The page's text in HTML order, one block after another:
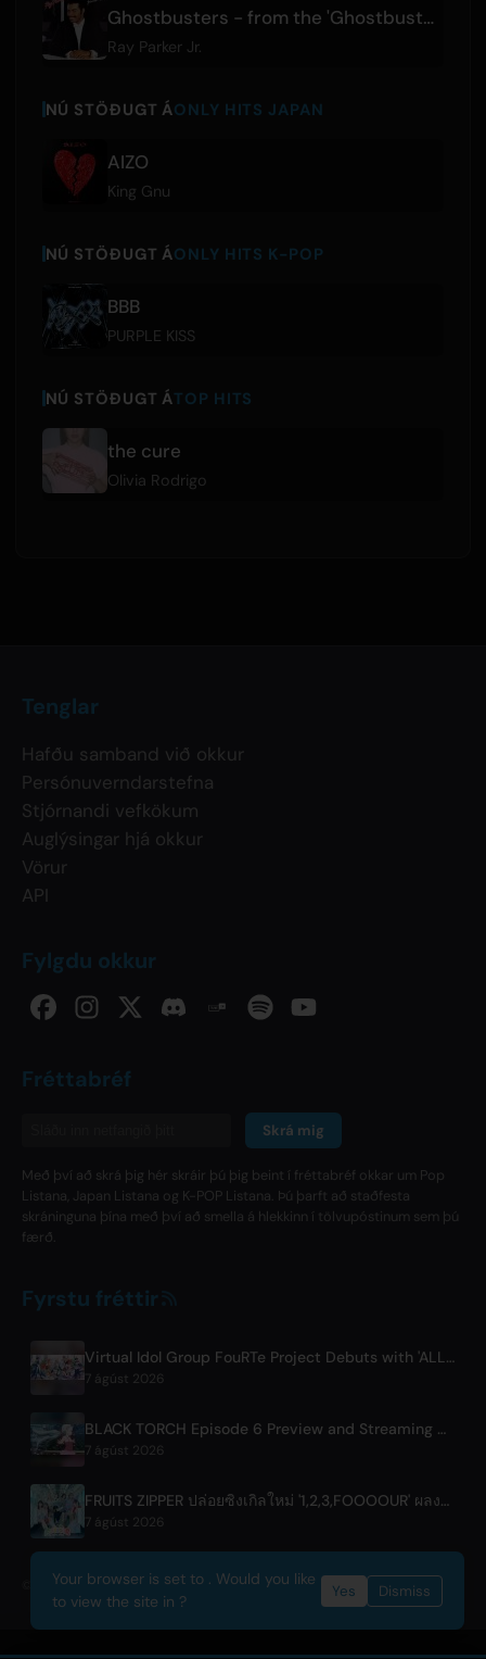
Ghostbusters - from the 'Ghostbusters' Original Motion Picture Soundtrack
Ray Parker Jr.
NÚ STÖÐUGT ÁONLY HITS JAPAN
AIZO
King Gnu
NÚ STÖÐUGT ÁONLY HITS K-POP
BBB
PURPLE KISS
NÚ STÖÐUGT ÁTOP HITS
the cure
Olivia Rodrigo
Tenglar
Hafðu samband við okkur
Persónuverndarstefna
Stjórnandi vefkökum
Auglýsingar hjá okkur
Vörur
API
Fylgdu okkur
Fréttabréf
Skrá mig
Með því að skrá þig hér skráir þú þig beint í fréttabréf okkar um Pop
Listana, Japan Listana og K-POP Listana. Þú þarft að staðfesta
skráninguna þína með því að smella á hlekkinn í tölvupóstinum sem þú
færð.
Fyrstu fréttir
Virtual Idol Group FouRTe Project Debuts with 'ALL IN' Album Produced by m-flo's ☆Taku Takahashi
7 ágúst 2026
BLACK TORCH Episode 6 Preview and Streaming Details
7 ágúst 2026
FRUITS ZIPPER ปล่อยซิงเกิลใหม่ '1,2,3,FOOOOUR' ผลงานร่วมกับโตบุระเวย์
7 ágúst 2026
© 2026 OnlyHit. All rights reserved. - Metadata provided byACRCloud
Your browser is set to . Would you like
to view the site in ?
Yes Dismiss